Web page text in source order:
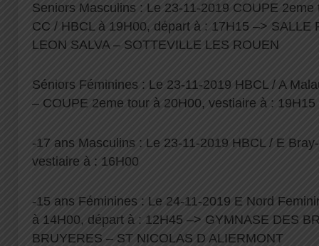
Seniors Masculins : Le 23-11-2019 COUPE
CC / HBCL à 19H00, départ à : 17H15 –> SALLE
LEON SALVA – SOTTEVILLE LES ROUEN
Séniors Féminines : Le 23-11-2019 HBCL / A
– COUPE 2eme tour à 20H00, vestiaire à : 19H15
-17 ans Masculins : Le 23-11-2019 HBCL / E
vestiaire à : 16H00
-15 ans Féminines : Le 24-11-2019 E Nord
à 14H00, départ à : 12H45 –> GYMNASE DES
BRUYERES – ST NICOLAS D ALIERMONT